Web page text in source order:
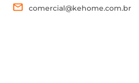
comercial@kehome.com.br